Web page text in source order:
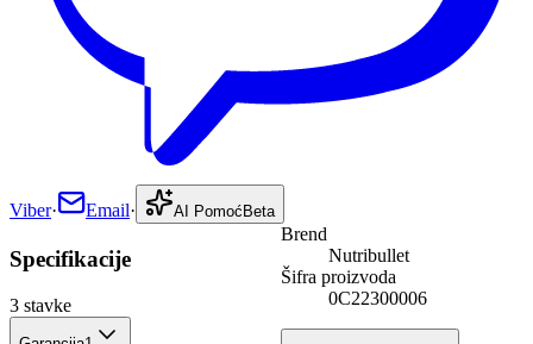
Viber· Email· AI Pomoć Beta
Specifikacije
3 stavke
Brend
Nutribullet
Šifra proizvoda
0C22300006